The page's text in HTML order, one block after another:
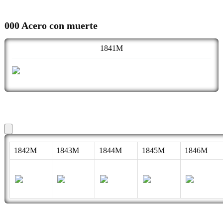
000 Acero con muerte
1841M
1842M 1843M 1844M 1845M 1846M